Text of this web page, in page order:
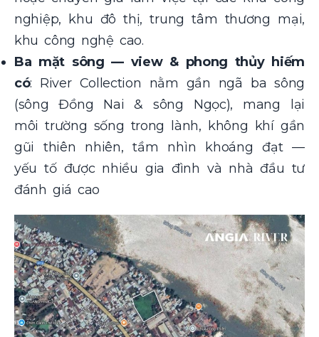
nghiệp, khu đô thị, trung tâm thương mại,
khu công nghệ cao.
Ba mặt sông — view & phong thủy hiếm
có: River Collection nằm gần ngã ba sông
(sông Đồng Nai & sông Ngọc), mang lại
môi trường sống trong lành, không khí gần
gũi thiên nhiên, tầm nhìn khoáng đạt —
yếu tố được nhiều gia đình và nhà đầu tư
đánh giá cao